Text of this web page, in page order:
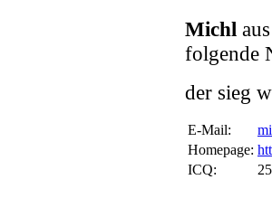
Michl
folgende
der sieg
E-Mail:
Homepage:
ICQ: